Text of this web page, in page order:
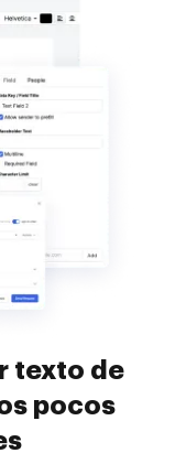
texto de
pocos